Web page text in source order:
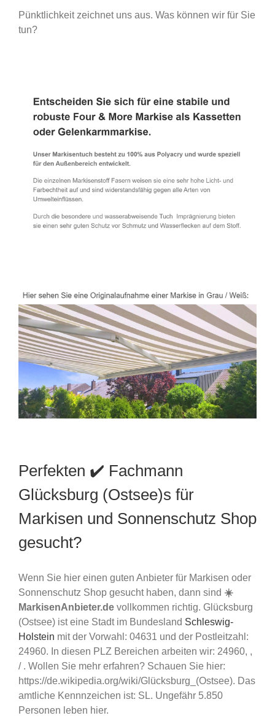
Pünktlichkeit zeichnet uns aus. Was können wir für Sie
tun?
Perfekten ✔️ Fachmann
Glücksburg (Ostsee)s für
Markisen und Sonnenschutz Shop
gesucht?
Wenn Sie hier einen guten Anbieter für Markisen oder
Sonnenschutz Shop gesucht haben, dann sind ☀️
MarkisenAnbieter.de vollkommen richtig. Glücksburg
(Ostsee) ist eine Stadt im Bundesland Schleswig-
Holstein mit der Vorwahl: 04631 und der Postleitzahl:
24960. In diesen PLZ Bereichen arbeiten wir: 24960, ,
/ . Wollen Sie mehr erfahren? Schauen Sie hier:
https://de.wikipedia.org/wiki/Glücksburg_(Ostsee). Das
amtliche Kennnzeichen ist: SL. Ungefähr 5.850
Personen leben hier.